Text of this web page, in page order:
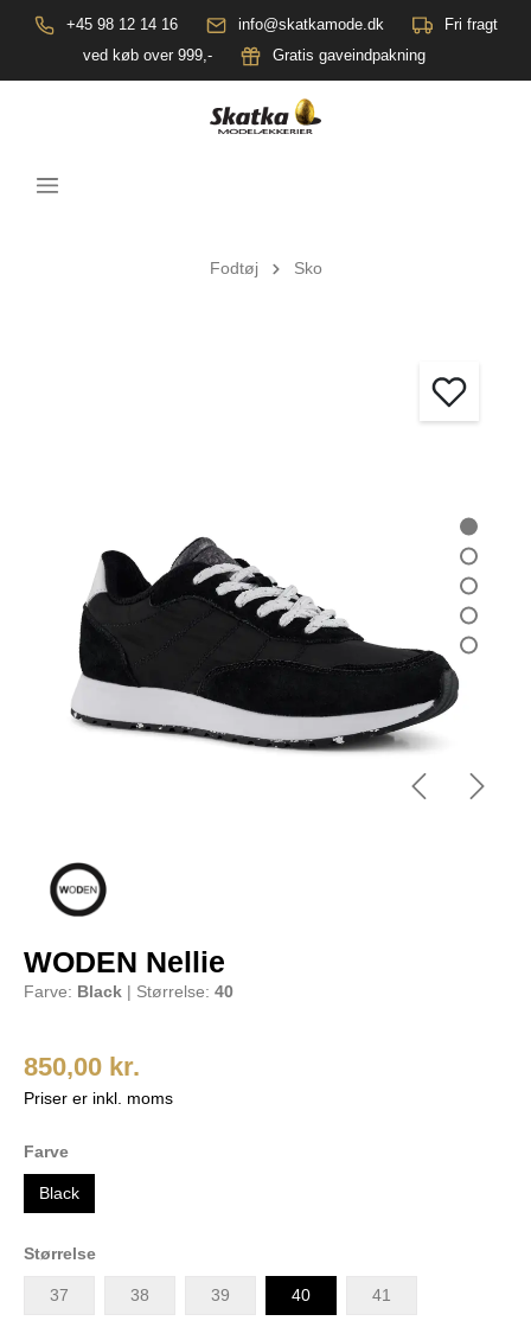
+45 98 12 14 16 info@skatkamode.dk
Fri fragt
ved køb over 999,-
Gratis gaveindpakning
Fodtøj Sko
WODEN Nellie
Farve: Black | Størrelse: 40
850,00 kr.
Priser er inkl. moms
Farve
Black
Størrelse
37 38 39 40 41